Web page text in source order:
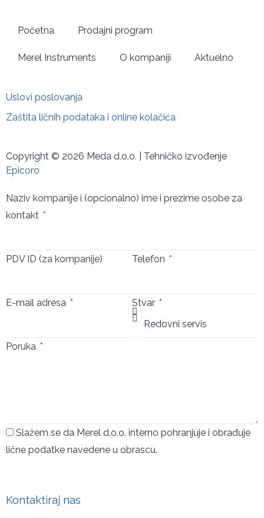
Početna Prodajni program
Merel Instruments O kompaniji Aktuelno
Uslovi poslovanja
Zaštita ličnih podataka i online kolačića
Copyright © 2026 Meda d.o.o. | Tehničko izvođenje
Epicoro
Naziv kompanije i (opcionalno) ime i prezime osobe za
kontakt
PDV ID (za kompanije) Telefon
E-mail adresa Stvar
Poruka
Slažem se da Merel d.o.o. interno pohranjuje i obrađuje
lične podatke navedene u obrascu.
Kontaktiraj nas